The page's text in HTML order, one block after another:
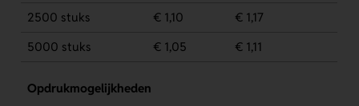
2500 stuks
€ 1,10
€ 1,17
5000 stuks
€ 1,05 € 1,11
Opdrukmogelijkheden